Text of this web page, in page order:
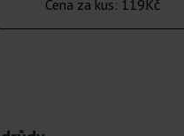
Cena za kus: 119Kč